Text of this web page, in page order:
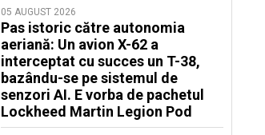
05 AUGUST 2026
Pas istoric către autonomia
aeriană: Un avion X-62 a
interceptat cu succes un T-38,
bazându-se pe sistemul de
senzori AI. E vorba de pachetul
Lockheed Martin Legion Pod